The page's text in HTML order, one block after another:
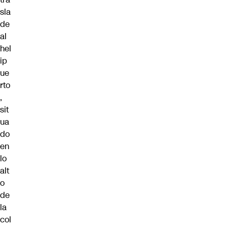
sla
de
al
hel
ip
ue
rto
,
sit
ua
do
en
lo
alt
o
de
la
col